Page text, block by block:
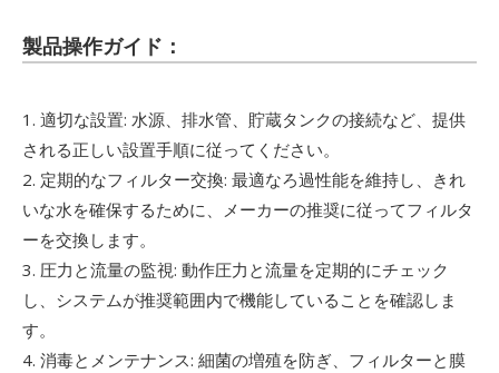
製品操作ガイド：
1. 適切な設置: 水源、排水管、貯蔵タンクの接続など、提供
される正しい設置手順に従ってください。
2. 定期的なフィルター交換: 最適なろ過性能を維持し、きれ
いな水を確保するために、メーカーの推奨に従ってフィルタ
ーを交換します。
3. 圧力と流量の監視: 動作圧力と流量を定期的にチェック
し、システムが推奨範囲内で機能していることを確認しま
す。
4. 消毒とメンテナンス: 細菌の増殖を防ぎ、フィルターと膜